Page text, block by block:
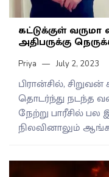
கட்டுக்குள் வருமா
அதிபருக்கு
Priya July 2, 2023
பிரான்சில்,
தொடர்ந்து நடந்த
நேற்று பாரீசில்
நிலவினாலும்